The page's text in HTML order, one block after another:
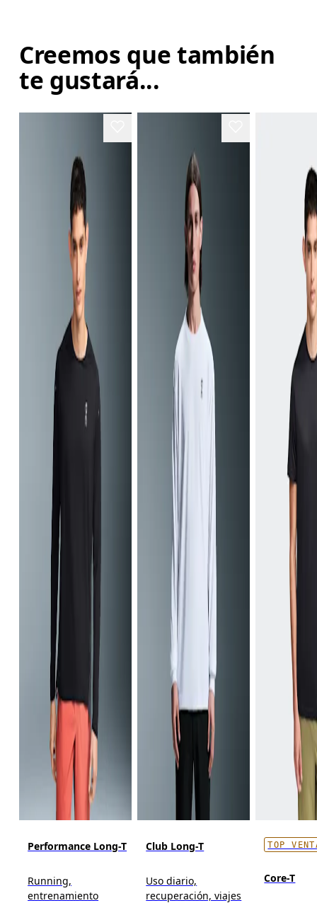
Creemos que también
te gustará...
Performance Long-T
Running,
entrenamiento
Club Long-T
Uso diario,
recuperación, viajes
TOP
Core-T